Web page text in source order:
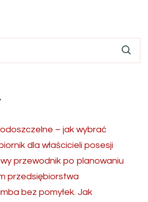
– jak wybrać
dla właścicieli posesji
przewodnik po planowaniu
przedsiębiorstwa
bez pomyłek. Jak